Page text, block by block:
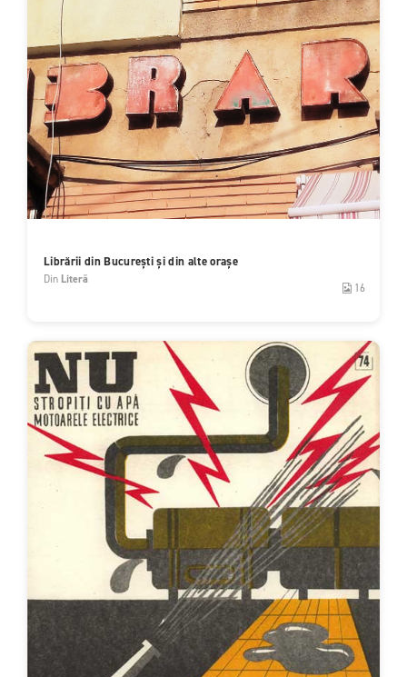
Librării din București și din alte orașe
Din Literă
16